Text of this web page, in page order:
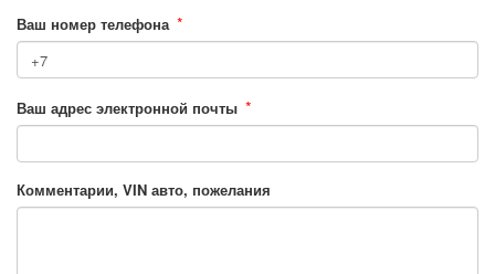
Ваш номер телефона *
Ваш адрес электронной почты *
Комментарии, VIN авто, пожелания